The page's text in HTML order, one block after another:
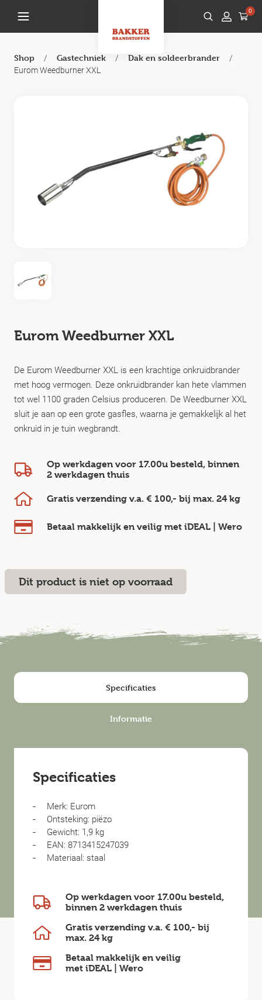
0
Shop / Gastechniek / Dak en soldeerbrander
/
Eurom Weedburner XXL
Eurom Weedburner XXL
De Eurom Weedburner XXL is een krachtige onkruidbrander
met hoog vermogen. Deze onkruidbrander kan hete vlammen
tot wel 1100 graden Celsius produceren. De Weedburner XXL
sluit je aan op een grote gasfles, waarna je gemakkelijk al het
onkruid in je tuin wegbrandt.
Op werkdagen voor 17.00u besteld, binnen
2 werkdagen thuis
Gratis verzending v.a. € 100,- bij max. 24 kg
Betaal makkelijk en veilig met iDEAL | Wero
Dit product is niet op voorraad
Specificaties
Informatie
Specificaties
Merk: Eurom
Ontsteking: piëzo
Gewicht: 1,9 kg
EAN: 8713415247039
Materiaal: staal
Op werkdagen voor 17.00u besteld,
binnen 2 werkdagen thuis
Gratis verzending v.a. € 100,- bij
max. 24 kg
Betaal makkelijk en veilig
met iDEAL | Wero